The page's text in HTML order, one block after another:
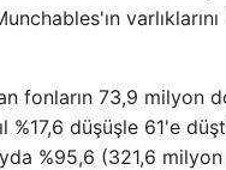
fonların 73,9 milyon
düşüşle 61'e
%95,6 (321,6